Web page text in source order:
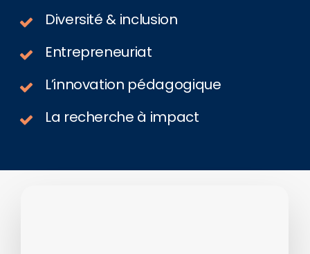
Diversité & inclusion
Entrepreneuriat
L’innovation pédagogique
La recherche à impact